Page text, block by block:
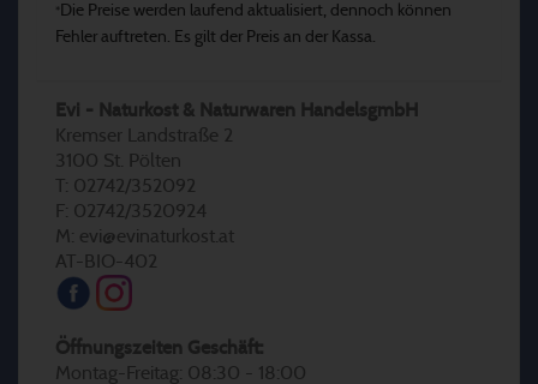
* Die Preise werden laufend aktualisiert, dennoch können
Fehler auftreten. Es gilt der Preis an der Kassa.
Evi - Naturkost & Naturwaren HandelsgmbH
Kremser Landstraße 2
3100 St. Pölten
T: 02742/352092
F: 02742/3520924
M: evi@evinaturkost.at
AT-BIO-402
Öffnungszeiten Geschäft:
Montag-Freitag: 08:30 - 18:00